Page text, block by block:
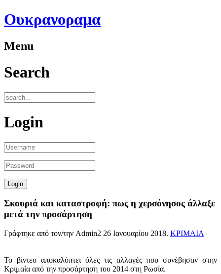
Ουκρανοραμα
Menu
Search
Login
Σκουριά και καταστροφή: πως η χερσόνησος άλλαξε
μετά την προσάρτηση
Γράφτηκε από τον/την Admin2 26 Ιανουαρίου 2018. ΚΡΙΜΑΙΑ
Το βίντεο αποκαλύπτει όλες τις αλλαγές που συνέβησαν στην
Κριμαία από την προσάρτηση του 2014 στη Ρωσία.